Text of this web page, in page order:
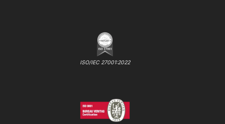
ISO/IEC 27001:2022